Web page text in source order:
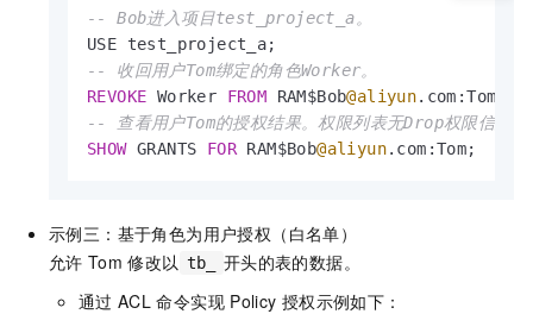
-- Bob进入项目test_project_a。
-- 收回用户Tom绑定的角色Worker。
REVOKE Worker FROM RAM$Bob@aliyun
-- 查看用户Tom的授权结果。权限列表无Drop权限信息。
SHOW GRANTS FOR RAM$Bob@aliyun.com:Tom;
示例三：基于角色为用户授权（白名单）
允许 Tom 修改以 tb_
开头的表的数据。
通过 ACL 命令实现 Policy 授权示例如下：